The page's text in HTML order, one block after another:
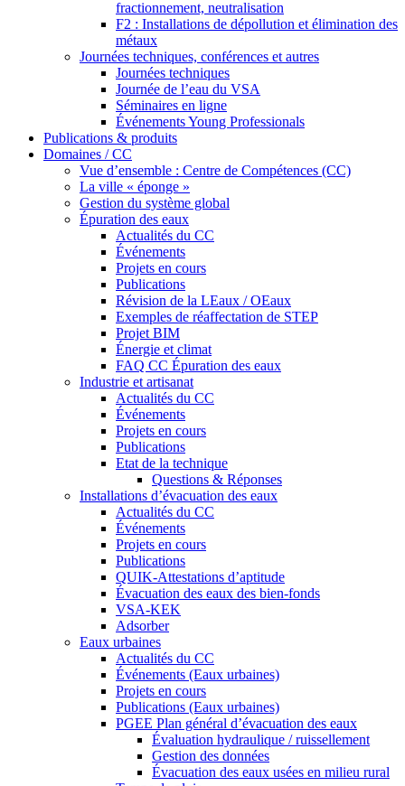
fractionnement, neutralisation
F2 : Installations de dépollution et élimination des
métaux
Journées techniques, conférences et autres
Journées techniques
Journée de l’eau du VSA
Séminaires en ligne
Événements Young Professionals
Publications & produits
Domaines / CC
Vue d’ensemble : Centre de Compétences (CC)
La ville « éponge »
Gestion du système global
Épuration des eaux
Actualités du CC
Événements
Projets en cours
Publications
Révision de la LEaux / OEaux
Exemples de réaffectation de STEP
Projet BIM
Énergie et climat
FAQ CC Épuration des eaux
Industrie et artisanat
Actualités du CC
Événements
Projets en cours
Publications
Etat de la technique
Questions & Réponses
Installations d’évacuation des eaux
Actualités du CC
Événements
Projets en cours
Publications
QUIK-Attestations d’aptitude
Évacuation des eaux des bien-fonds
VSA-KEK
Adsorber
Eaux urbaines
Actualités du CC
Événements (Eaux urbaines)
Projets en cours
Publications (Eaux urbaines)
PGEE Plan général d’évacuation des eaux
Évaluation hydraulique / ruissellement
Gestion des données
Évacuation des eaux usées en milieu rural